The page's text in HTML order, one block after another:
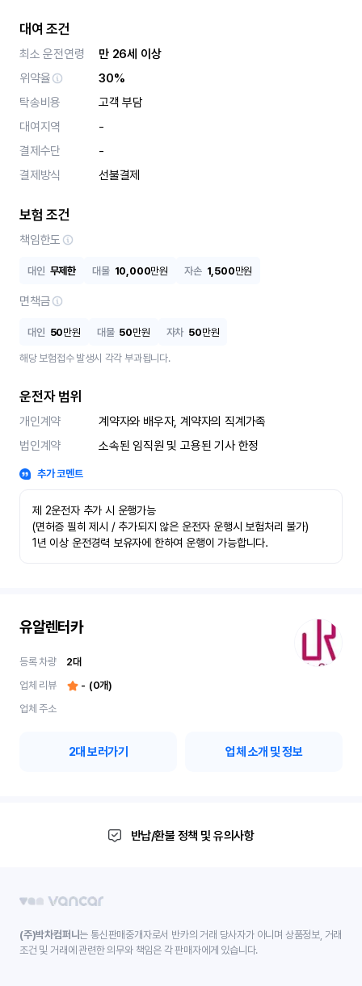
대여 조건
최소 운전연령
만 26세 이상
위약율
30%
탁송비용
고객 부담
대여지역
-
결제수단
-
결제방식
선불결제
보험 조건
책임한도
대인 무제한 대물 10,000만원 자손 1,500만원
면책금
대인 50만원 대물 50만원 자차 50만원
해당 보험접수 발생시 각각 부과됩니다.
운전자 범위
개인계약
계약자와 배우자, 계약자의 직계가족
법인계약
소속된 임직원 및 고용된 기사 한정
추가 코멘트
제 2운전자 추가 시 운행가능
(면허증 필히 제시 / 추가되지 않은 운전자 운행시 보험처리 불가)
1년 이상 운전경력 보유자에 한하여 운행이 가능합니다.
유알렌터카
등록 차량 2대
업체 리뷰
- (0개)
업체 주소
2대 보러가기 업체 소개 및 정보
반납/환불 정책 및 유의사항
(주)박차컴퍼니는 통신판매중개자로서 반카의 거래 당사자가 아니며 상품정보, 거래
조건 및 거래에 관련한 의무와 책임은 각 판매자에게 있습니다.